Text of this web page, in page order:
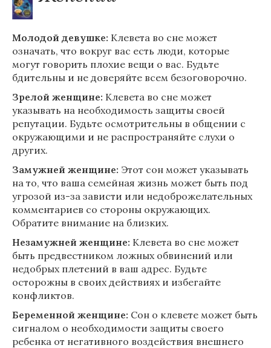
Молодой девушке: Клевета во сне может
означать, что вокруг вас есть люди, которые
могут говорить плохие вещи о вас. Будьте
бдительны и не доверяйте всем безоговорочно.
Зрелой женщине: Клевета во сне может
указывать на необходимость защиты своей
репутации. Будьте осмотрительны в общении с
окружающими и не распространяйте слухи о
других.
Замужней женщине: Этот сон может указывать
на то, что ваша семейная жизнь может быть под
угрозой из-за зависти или недоброжелательных
комментариев со стороны окружающих.
Обратите внимание на близких.
Незамужней женщине: Клевета во сне может
быть предвестником ложных обвинений или
недобрых плетений в ваш адрес. Будьте
осторожны в своих действиях и избегайте
конфликтов.
Беременной женщине: Сон о клевете может быть
сигналом о необходимости защиты своего
ребенка от негативного воздействия внешнего